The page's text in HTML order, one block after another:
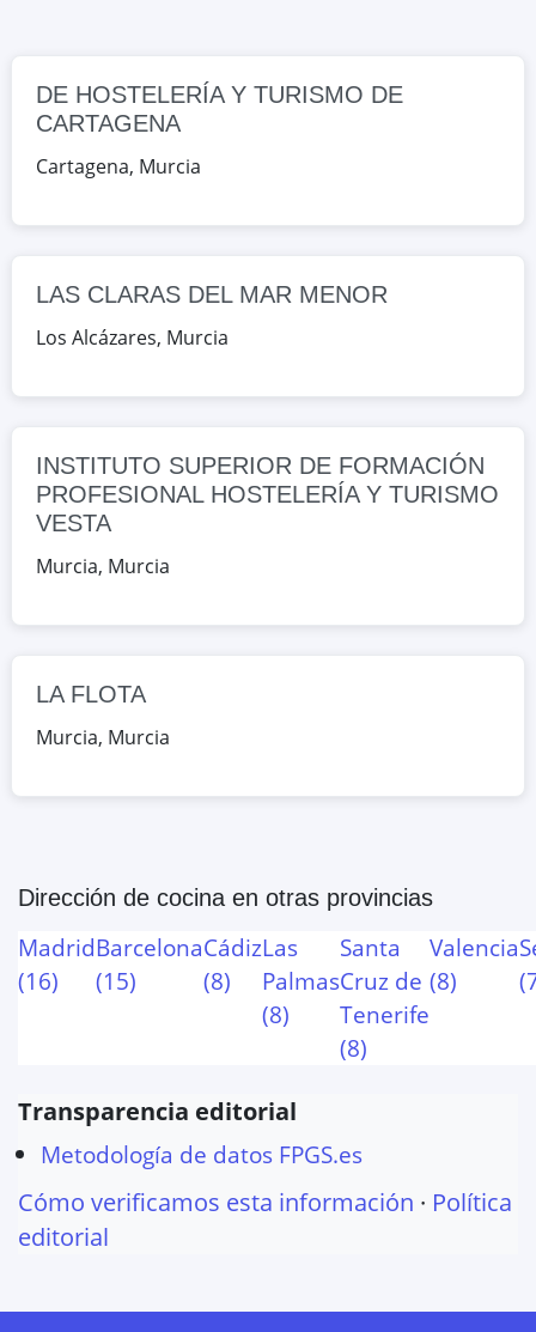
Google Maps
OpenStreetMap
INSTITUTO SUPERIOR DE
FORMACIÓN PROFESIONAL
HOSTELERÍA Y TURISMO VESTA
Carretera Santa Catalina km 0,6,
Google Maps
PASEO CIENTIFICO GABRIEL
Google Maps
OpenStreetMap
DE HOSTELERÍA Y TURISMO DE
CARTAGENA
Cartagena, Murcia
LAS CLARAS DEL MAR MENOR
Los Alcázares, Murcia
INSTITUTO SUPERIOR DE FORMACIÓN
PROFESIONAL HOSTELERÍA Y TURISMO
VESTA
Murcia, Murcia
LA FLOTA
Murcia, Murcia
Dirección de cocina en otras provincias
Madrid
(16)
Barcelona
(15)
Cádiz
(8)
Las
Palmas
(8)
Santa
Cruz de
Tenerife
(8)
Valencia
(8)
(
Transparencia editorial
Metodología de datos FPGS.es
Cómo verificamos esta información · Política
editorial